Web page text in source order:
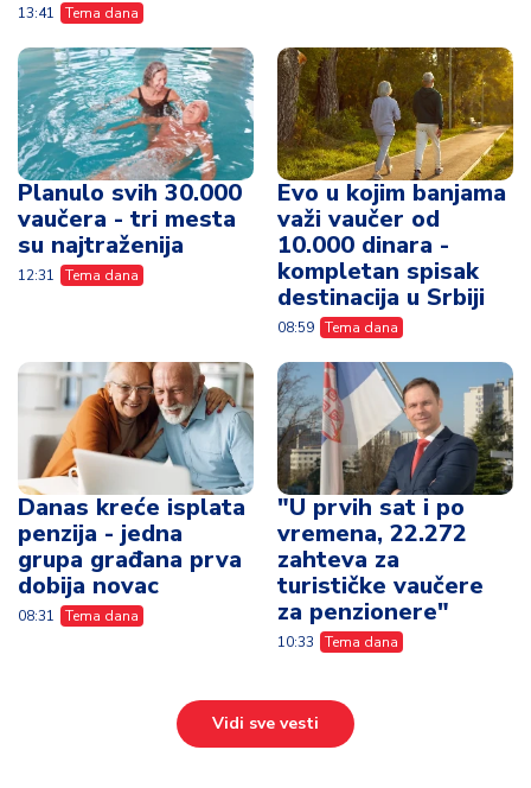
13:41 Tema dana
Planulo svih 30.000
vaučera - tri mesta
su najtraženija
12:31 Tema dana
Evo u kojim banjama
važi vaučer od
10.000 dinara -
kompletan spisak
destinacija u Srbiji
08:59 Tema dana
Danas kreće isplata
penzija - jedna
grupa građana prva
dobija novac
08:31 Tema dana
"U prvih sat i po
vremena, 22.272
zahteva za
turističke vaučere
za penzionere"
10:33 Tema dana
Vidi sve vesti